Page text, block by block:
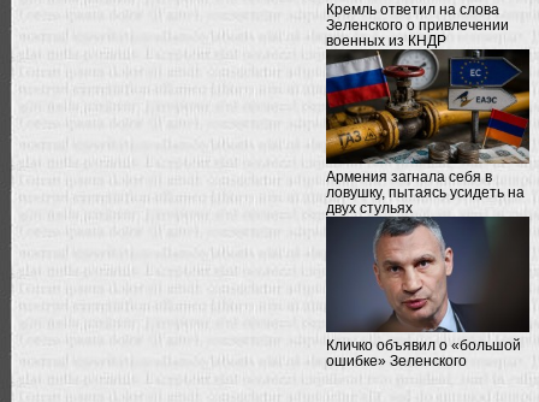
Кремль ответил на слова
Зеленского о привлечении
военных из КНДР
Армения загнала себя в
ловушку, пытаясь усидеть на
двух стульях
Кличко объявил о «большой
ошибке» Зеленского